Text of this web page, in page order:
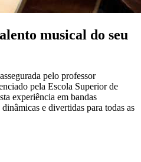
musical do seu
pelo professor
pela Escola Superior de
experiência em bandas
e divertidas para todas as